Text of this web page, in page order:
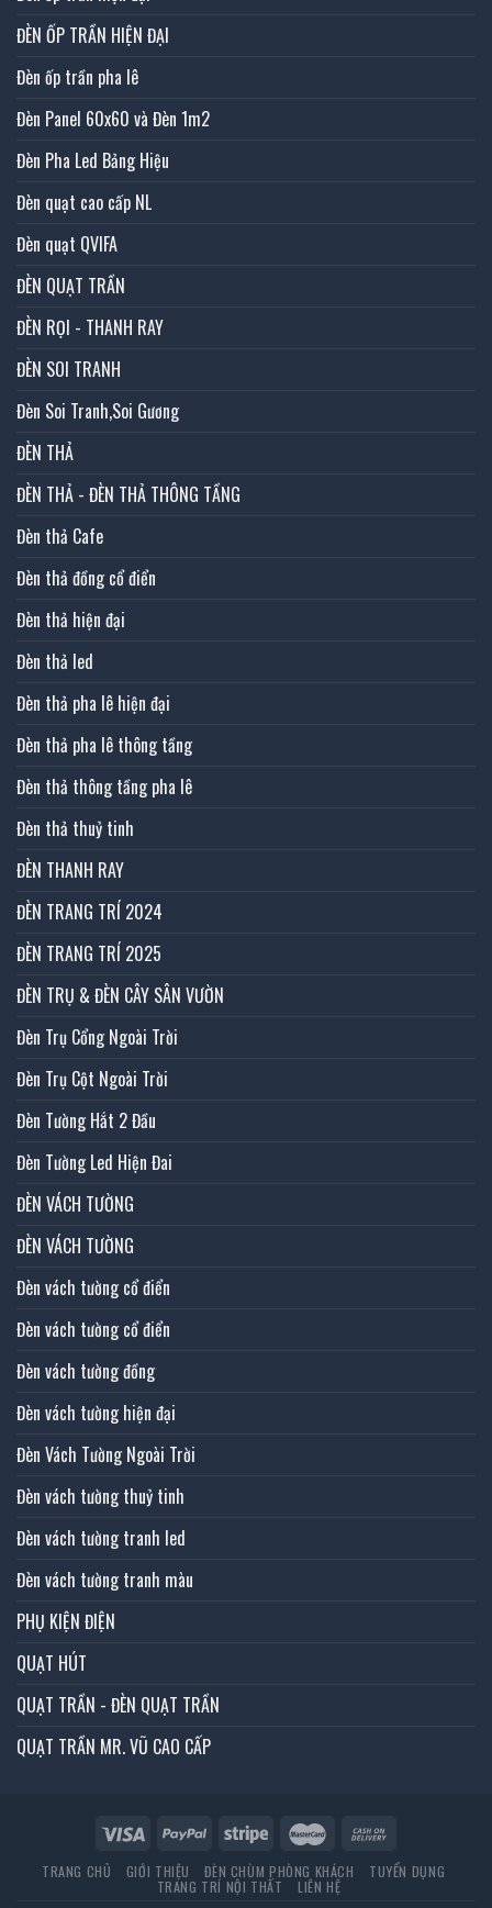
ĐÈN ỐP TRẦN HIỆN ĐẠI
Đèn ốp trần pha lê
Đèn Panel 60x60 và Đèn 1m2
Đèn Pha Led Bảng Hiệu
Đèn quạt cao cấp NL
Đèn quạt QVIFA
ĐÈN QUẠT TRẦN
ĐÈN RỌI - THANH RAY
ĐÈN SOI TRANH
Đèn Soi Tranh,Soi Gương
ĐÈN THẢ
ĐÈN THẢ - ĐÈN THẢ THÔNG TẦNG
Đèn thả Cafe
Đèn thả đồng cổ điển
Đèn thả hiện đại
Đèn thả led
Đèn thả pha lê hiện đại
Đèn thả pha lê thông tầng
Đèn thả thông tầng pha lê
Đèn thả thuỷ tinh
ĐÈN THANH RAY
ĐÈN TRANG TRÍ 2024
ĐÈN TRANG TRÍ 2025
ĐÈN TRỤ & ĐÈN CÂY SÂN VƯỜN
Đèn Trụ Cổng Ngoài Trời
Đèn Trụ Cột Ngoài Trời
Đèn Tường Hắt 2 Đầu
Đèn Tường Led Hiện Đai
ĐÈN VÁCH TƯỜNG
ĐÈN VÁCH TƯỜNG
Đèn vách tường cổ điển
Đèn vách tường cổ điển
Đèn vách tường đồng
Đèn vách tường hiện đại
Đèn Vách Tường Ngoài Trời
Đèn vách tường thuỷ tinh
Đèn vách tường tranh led
Đèn vách tường tranh màu
PHỤ KIỆN ĐIỆN
QUẠT HÚT
QUẠT TRẦN - ĐÈN QUẠT TRẦN
QUẠT TRẦN MR. VŨ CAO CẤP
TRANG CHỦ GIỚI THIỆU ĐÈN CHÙM PHÒNG KHÁCH TUYỂN DỤNG
TRANG TRÍ NỘI THẤT LIÊN HỆ